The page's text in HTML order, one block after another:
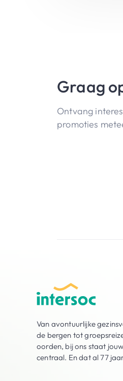
Graag
Ontvang
promoties
Van avontuurlijke
de bergen tot
oorden, bij ons staat
centraal. En dat al 77